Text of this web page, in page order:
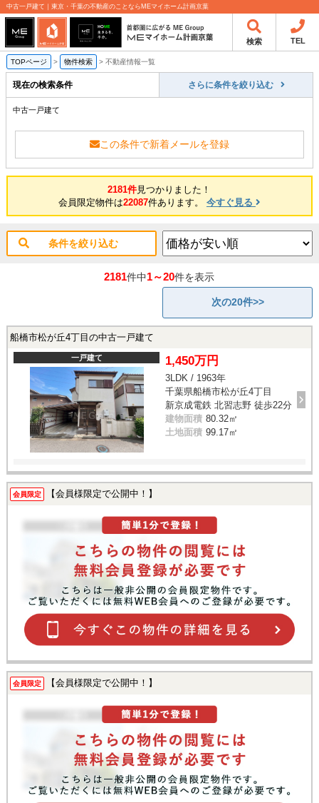
中古一戸建て｜東京・千葉の不動産のことならMEマイホーム計画京葉
検索 TEL
TOPページ > 物件検索 > 不動産情報一覧
現在の検索条件 さらに条件を絞り込む
中古一戸建て
この条件で新着メールを登録
2181件見つかりました！
会員限定物件は22087件あります。 今すぐ見る
条件を絞り込む
2181件中1～20件を表示
次の20件>>
船橋市松が丘4丁目の中古一戸建て
一戸建て 1,450万円
3LDK / 1963年
千葉県船橋市松が丘4丁目
新京成電鉄 北習志野 徒歩22分
建物面積 80.32㎡
土地面積 99.17㎡
会員限定 【会員様限定で公開中！】
会員限定 【会員様限定で公開中！】